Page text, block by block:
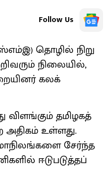
Follow Us
தொழில் நிறு​
நிலை​யில்,
கலக்​
விளங்​கும் தமிழகத்​
அதி​கம் உள்​ளது.
சேர்ந்த
ஈடு​படுத்​தப்​